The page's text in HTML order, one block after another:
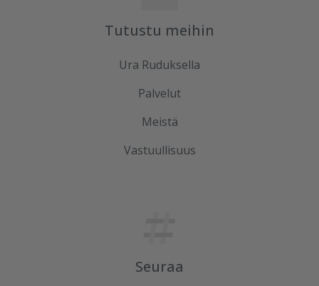
Tutustu meihin
Ura Ruduksella
Palvelut
Meistä
Vastuullisuus
Seuraa